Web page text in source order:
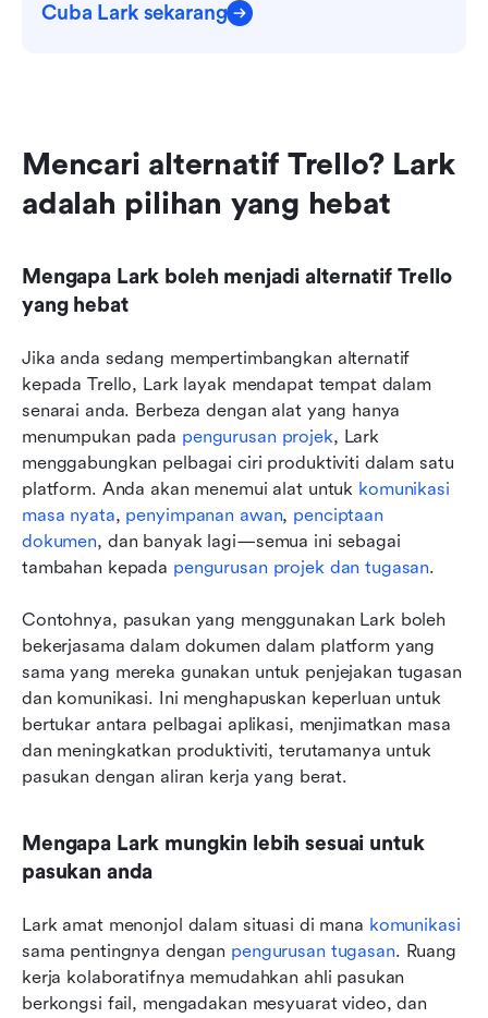
Cuba Lark sekarang
Mencari alternatif Trello? Lark
adalah pilihan yang hebat
Mengapa Lark boleh menjadi alternatif Trello
yang hebat
Jika anda sedang mempertimbangkan alternatif
kepada Trello, Lark layak mendapat tempat dalam
senarai anda. Berbeza dengan alat yang hanya
menumpukan pada pengurusan projek, Lark
menggabungkan pelbagai ciri produktiviti dalam satu
platform. Anda akan menemui alat untuk komunikasi
masa nyata, penyimpanan awan, penciptaan
dokumen, dan banyak lagi—semua ini sebagai
tambahan kepada pengurusan projek dan tugasan.
Contohnya, pasukan yang menggunakan Lark boleh
bekerjasama dalam dokumen dalam platform yang
sama yang mereka gunakan untuk penjejakan tugasan
dan komunikasi. Ini menghapuskan keperluan untuk
bertukar antara pelbagai aplikasi, menjimatkan masa
dan meningkatkan produktiviti, terutamanya untuk
pasukan dengan aliran kerja yang berat.
Mengapa Lark mungkin lebih sesuai untuk
pasukan anda
Lark amat menonjol dalam situasi di mana komunikasi
sama pentingnya dengan pengurusan tugasan. Ruang
kerja kolaboratifnya memudahkan ahli pasukan
berkongsi fail, mengadakan mesyuarat video, dan